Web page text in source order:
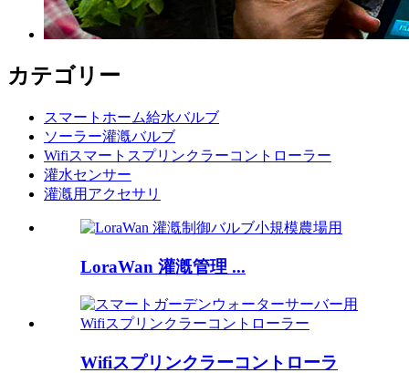
カテゴリー
スマートホーム給水バルブ
ソーラー灌漑バルブ
Wifiスマートスプリンクラーコントローラー
灌水センサー
灌漑用アクセサリ
LoraWan 灌漑管理 ...
Wifiスプリンクラーコントローラ